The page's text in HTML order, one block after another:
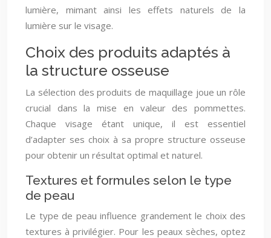
lumière, mimant ainsi les effets naturels de la
lumière sur le visage.
Choix des produits adaptés à
la structure osseuse
La sélection des produits de maquillage joue un rôle
crucial dans la mise en valeur des pommettes.
Chaque visage étant unique, il est essentiel
d’adapter ses choix à sa propre structure osseuse
pour obtenir un résultat optimal et naturel.
Textures et formules selon le type
de peau
Le type de peau influence grandement le choix des
textures à privilégier. Pour les peaux sèches, optez